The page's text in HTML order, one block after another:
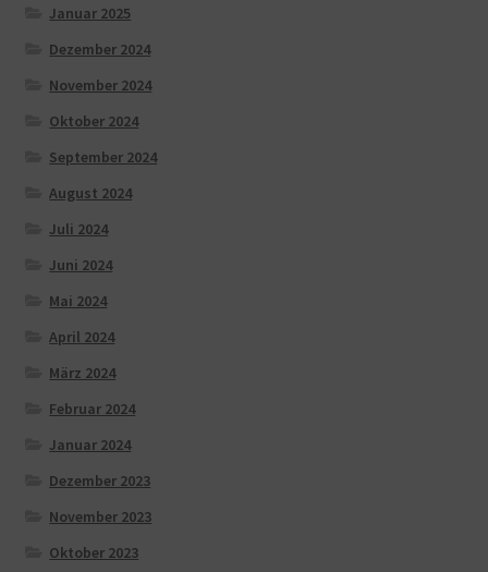
Januar 2025
Dezember 2024
November 2024
Oktober 2024
September 2024
August 2024
Juli 2024
Juni 2024
Mai 2024
April 2024
März 2024
Februar 2024
Januar 2024
Dezember 2023
November 2023
Oktober 2023